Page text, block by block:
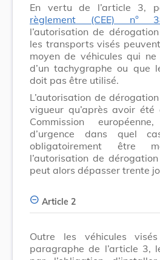
En vertu de l’article 3,
règlement (CEE) n°
l’autorisation de
les transports visés
moyen de véhicules qui
d’un tachygraphe ou que
doit pas être utilisé.
L’autorisation de
vigueur qu’après avoir
Commission
d’urgence dans quel
obligatoirement être
l’autorisation de
peut alors dépasser trente
Article 2
Outre les véhicules
paragraphe de l’article 3,